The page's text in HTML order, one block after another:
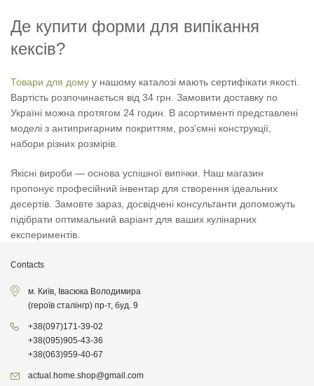
Де купити форми для випікання
кексів?
Товари для дому у нашому каталозі мають сертифікати якості.
Вартість розпочинається від 34 грн. Замовити доставку по
Україні можна протягом 24 годин. В асортименті представлені
моделі з антипригарним покриттям, роз'ємні конструкції,
набори різних розмірів.
Якісні вироби — основа успішної випічки. Наш магазин
пропонує професійний інвентар для створення ідеальних
десертів. Замовте зараз, досвідчені консультанти допоможуть
підібрати оптимальний варіант для ваших кулінарних
експериментів.
Contacts
м. Київ, Івасюка Володимира
(героїв сталінгр) пр-т, буд. 9
+38(097)171-39-02
+38(095)905-43-36
+38(063)959-40-67
actual.home.shop@gmail.com